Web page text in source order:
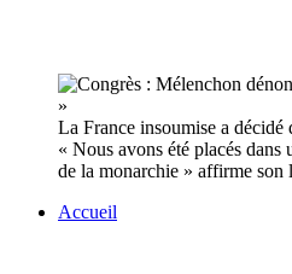
La France insoumise a décidé
« Nous avons été placés dans
de la monarchie » affirme son
Accueil